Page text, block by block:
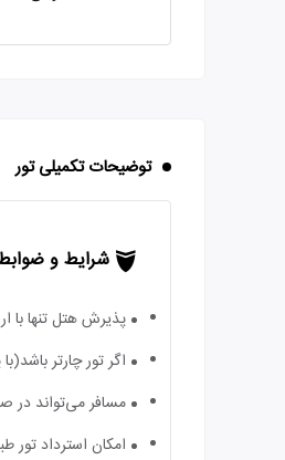
توضیحات تکمیلی تور
شرایط و
پذیرش هتل تنها با
اگر تور چارتر
مسافر می‌تواند در
امکان استرداد تور